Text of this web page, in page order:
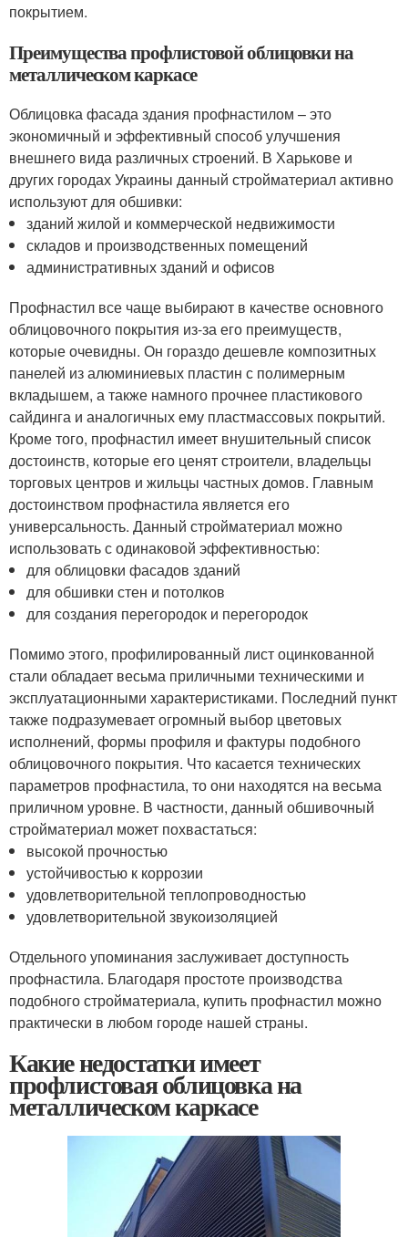
покрытием.
Преимущества профлистовой облицовки на
металлическом каркасе
Облицовка фасада здания профнастилом – это
экономичный и эффективный способ улучшения
внешнего вида различных строений. В Харькове и
других городах Украины данный стройматериал активно
используют для обшивки:
зданий жилой и коммерческой недвижимости
складов и производственных помещений
административных зданий и офисов
Профнастил все чаще выбирают в качестве основного
облицовочного покрытия из-за его преимуществ,
которые очевидны. Он гораздо дешевле композитных
панелей из алюминиевых пластин с полимерным
вкладышем, а также намного прочнее пластикового
сайдинга и аналогичных ему пластмассовых покрытий.
Кроме того, профнастил имеет внушительный список
достоинств, которые его ценят строители, владельцы
торговых центров и жильцы частных домов. Главным
достоинством профнастила является его
универсальность. Данный стройматериал можно
использовать с одинаковой эффективностью:
для облицовки фасадов зданий
для обшивки стен и потолков
для создания перегородок и перегородок
Помимо этого, профилированный лист оцинкованной
стали обладает весьма приличными техническими и
эксплуатационными характеристиками. Последний пункт
также подразумевает огромный выбор цветовых
исполнений, формы профиля и фактуры подобного
облицовочного покрытия. Что касается технических
параметров профнастила, то они находятся на весьма
приличном уровне. В частности, данный обшивочный
стройматериал может похвастаться:
высокой прочностью
устойчивостью к коррозии
удовлетворительной теплопроводностью
удовлетворительной звукоизоляцией
Отдельного упоминания заслуживает доступность
профнастила. Благодаря простоте производства
подобного стройматериала, купить профнастил можно
практически в любом городе нашей страны.
Какие недостатки имеет
профлистовая облицовка на
металлическом каркасе